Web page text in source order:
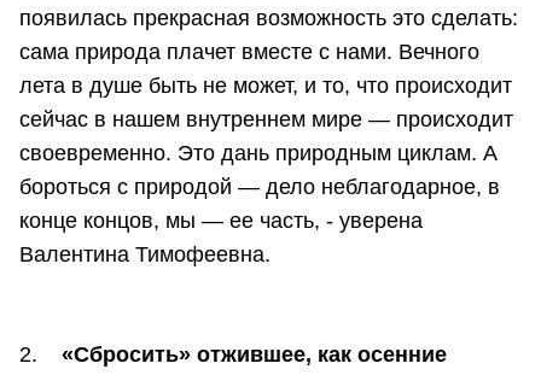
появилась прекрасная возможность это сделать:
сама природа плачет вместе с нами. Вечного
лета в душе быть не может, и то, что происходит
сейчас в нашем внутреннем мире — происходит
своевременно. Это дань природным циклам. А
бороться с природой — дело неблагодарное, в
конце концов, мы — ее часть, - уверена
Валентина Тимофеевна.
2. «Сбросить» отжившее, как осенние